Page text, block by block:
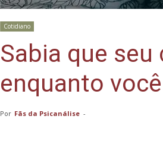
Cotidiano
Sabia que
enquanto
Por Fãs da Psicanálise -